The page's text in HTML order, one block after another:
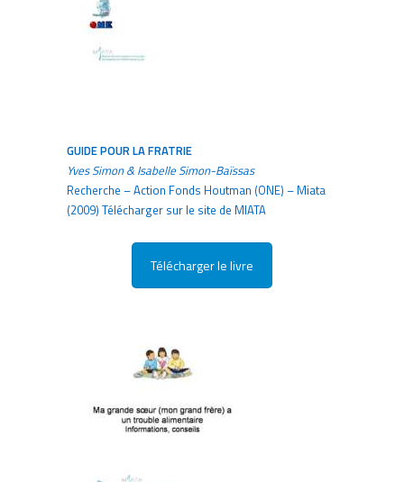
GUIDE POUR LA FRATRIE
Yves Simon & Isabelle Simon-Baïssas
Recherche – Action Fonds Houtman (ONE) – Miata
(2009) Télécharger sur le site de MIATA
Télécharger le livre